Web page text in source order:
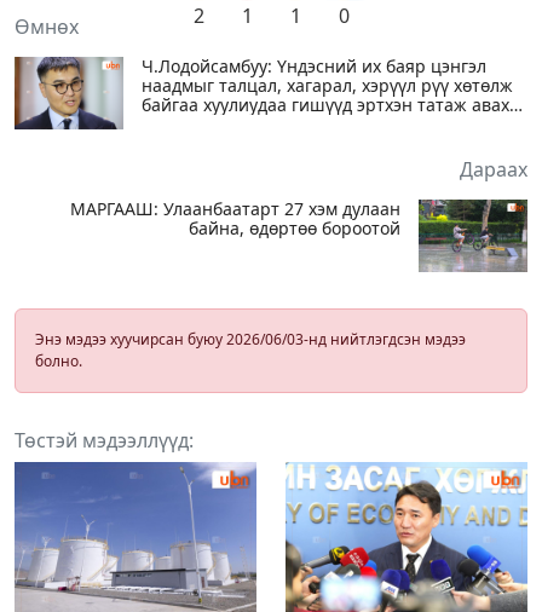
2 1 1 0
Өмнөх
Ч.Лодойсамбуу: Үндэсний их баяр цэнгэл
наадмыг талцал, хагарал, хэрүүл рүү хөтөлж
байгаа хуулиудаа гишүүд эртхэн татаж авах
Дараах
МАРГААШ: Улаанбаатарт 27 хэм дулаан
байна, өдөртөө бороотой
Энэ мэдээ хуучирсан буюу 2026/06/03-нд нийтлэгдсэн мэдээ
болно.
Төстэй мэдээллүүд: